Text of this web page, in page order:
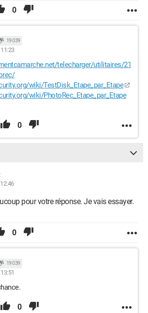
0
19 039
telecharger/utilitaires/21
wiki/TestDisk_Etape_par_Etape
wiki/PhotoRec_Etape_par_Etape
0
pour votre réponse. Je vais essayer.
0
19 039
0